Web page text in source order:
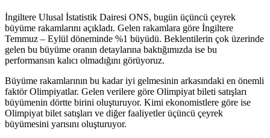
İngiltere Ulusal İstatistik Dairesi ONS, bugün üçüncü çeyrek
büyüme rakamlarını açıkladı. Gelen rakamlara göre İngiltere
Temmuz – Eylül döneminde %1 büyüdü. Beklentilerin çok üzerinde
gelen bu büyüme oranın detaylarına baktığımızda ise bu
performansın kalıcı olmadığını görüyoruz.
Büyüme rakamlarının bu kadar iyi gelmesinin arkasındaki en önemli
faktör Olimpiyatlar. Gelen verilere göre Olimpiyat bileti satışları
büyümenin dörtte birini oluşturuyor. Kimi ekonomistlere göre ise
Olimpiyat bilet satışları ve diğer faaliyetler üçüncü çeyrek
büyümesini yarısını oluşturuyor.